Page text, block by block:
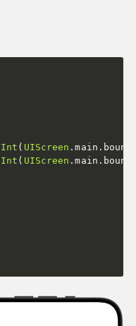
Int ( UIScreen .main .
Int ( UIScreen .main .